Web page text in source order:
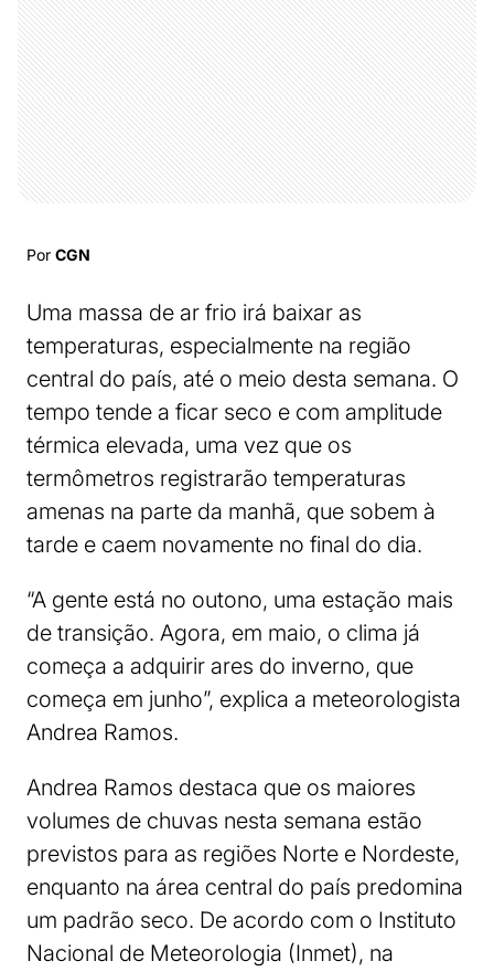
Por CGN
Uma massa de ar frio irá baixar as
temperaturas, especialmente na região
central do país, até o meio desta semana. O
tempo tende a ficar seco e com amplitude
térmica elevada, uma vez que os
termômetros registrarão temperaturas
amenas na parte da manhã, que sobem à
tarde e caem novamente no final do dia.
“A gente está no outono, uma estação mais
de transição. Agora, em maio, o clima já
começa a adquirir ares do inverno, que
começa em junho”, explica a meteorologista
Andrea Ramos.
Andrea Ramos destaca que os maiores
volumes de chuvas nesta semana estão
previstos para as regiões Norte e Nordeste,
enquanto na área central do país predomina
um padrão seco. De acordo com o Instituto
Nacional de Meteorologia (Inmet), na